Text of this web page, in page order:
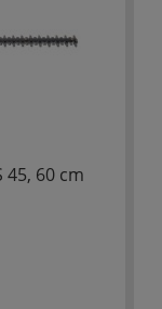
45, 60 cm